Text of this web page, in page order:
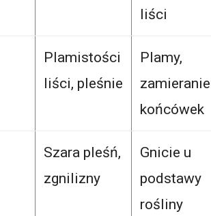
liści
Plamistości
liści, pleśnie
Plamy,
zamieranie
końcówek
Szara pleśń,
zgnilizny
Gnicie u
podstawy
rośliny